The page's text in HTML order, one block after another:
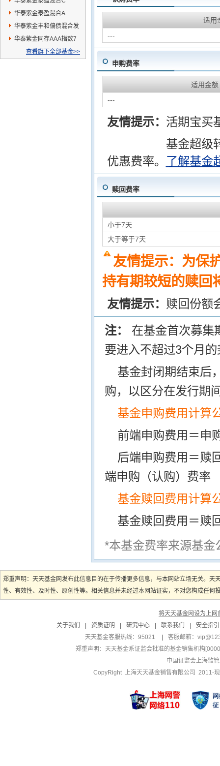
华泰紫金泰盈混合A
华泰紫金丰和偏债混合发
起E
华泰紫金同存AAA指数7
天持有发起
查看旗下全部基金>>
适用
---
申购费率
适用金额
---
友情提示： 活期宝买
基金超级
优惠费率。 了解基金
赎回费率
小于7天
大于等于7天
友情提示：为保
持有期较短的赎回
友情提示： 赎回份额
注： 在基金首次募集
要进入不超过3个月
基金封闭期结束后
购，以区分在发行期
基金申购费用计算
前端申购费用＝申
后端申购费用＝赎
端申购（认购）费率
基金赎回费用计算
基金赎回费用＝赎
*本基金费率来源基
郑重声明：天天基金网发布此信息目的在于传播更多信息，与本网站立场无关。
性、有效性、及时性、原创性等。相关信息并未经过本网站证实，不对您构成任
将天天基金网设为上网
关于我们
资质证明 研究中心 联系我们
安全指引
天天基金客服热线：95021
客服邮箱：
郑重声明： 天天基金系证监会批准的基金销售机构
中国证监会上海监
CopyRight 上海天天基金销售有限公司 2011-